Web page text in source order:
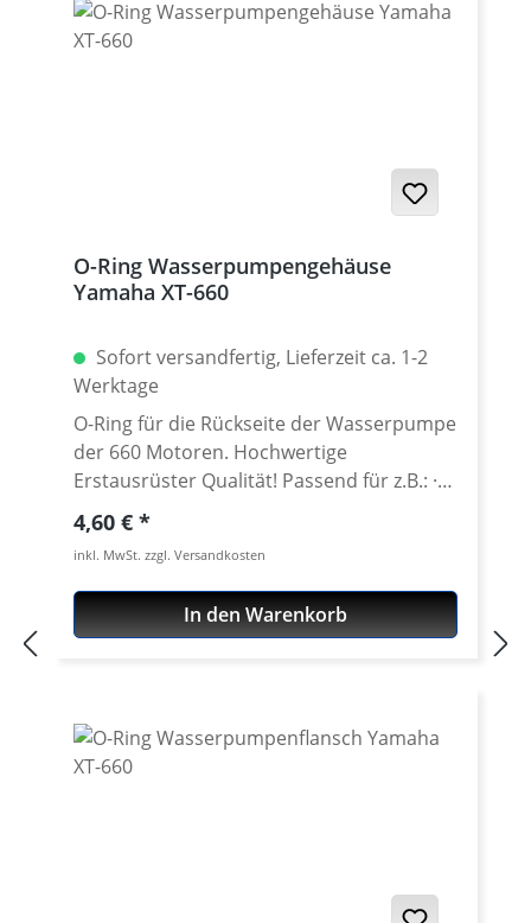
O-Ring Wasserpumpengehäuse
Yamaha XT-660
Sofort versandfertig, Lieferzeit ca. 1-2
Werktage
O-Ring für die Rückseite der Wasserpumpe
der 660 Motoren. Hochwertige
Erstausrüster Qualität! Passend für z.B.: ·
Yamaha XT-660R · Yamaha XT-660X ·
Yamaha XT-660Z Tenere · Yamaha XT-
660ZA Tenere ABS · Yamaha MT-03 2006-
2009 Keramikdichtungen und Lager für die
Wasserpumpe siehe Zubehör
Regulärer Preis:
4,60 €
inkl. MwSt. zzgl. Versandkosten
In den Warenkorb